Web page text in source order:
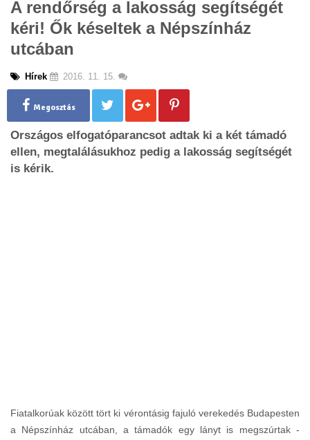
t
i
A rendőrség a lakosság segítségét
kéri! Ők késeltek a Népszínház
utcában
Hírek 2016. 11. 15.
Megosztás
Országos elfogatóparancsot adtak ki a két támadó
ellen, megtalálásukhoz pedig a lakosság segítségét
is kérik.
Fiatalkorúak között tört ki vérontásig fajuló verekedés Budapesten
a Népszínház utcában, a támadók egy lányt is megszúrtak -